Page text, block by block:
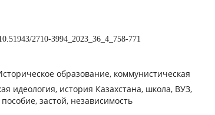
2710-3994_2023_36_4_758-771
образование, коммунистическая
идеология, история Казахстана, школа, ВУЗ,
застой, независимость